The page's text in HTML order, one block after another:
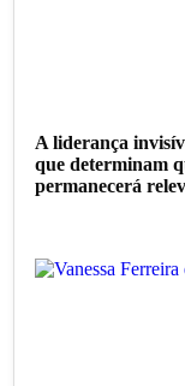
A liderança
que determinam
permanecerá